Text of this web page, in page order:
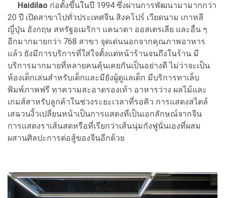
Haidilao ก่อตั้งขึ้นในปี 1994 ซึ่งผ่านการพัฒนามามากกว่า
20 ปี เปิดสาขาไปทั่วประเทศจีน สิงคโปร์ เวียดนาม เกาหลี
ญี่ปุ่น อังกฤษ สหรัฐอเมริกา แคนาดา ออสเตรเลีย และอื่น ๆ
อีกมากมายกว่า 768 สาขา จุดเด่นนอกจากคุณภาพอาหาร
แล้ว ยังมีการบริการที่ใส่ใจตั้งแต่หน้าร้านจนถึงในร้าน มี
บริการมากมายที่หลายคนคุ้นเคยกันเป็นอย่างดี ไม่ว่าจะเป็น
ห้องเด็กเล่นสำหรับเด็กและมียังผู้ดูแลเด็ก มีบริการทาเล็บ
พิมพ์ภาพฟรี ทาความสะอาดรองเท้า อาหารว่าง ผลไม้และ
เกมส์สาหรับลูกค้าในช่วงระยะเวลาที่รอคิว การแสดงสไตล์
เสฉวนงิ้วเปลี่ยนหน้าเป็นการแสดงที่เป็นเอกลักษณ์จากจีน
การแสดงราเส้นสดหรือที่เรียกว่าเส้นนุ่มกังฟูนั่นเองที่ผสม
ผสานศิลปะการต่อสู้ของจีนอีกด้วย